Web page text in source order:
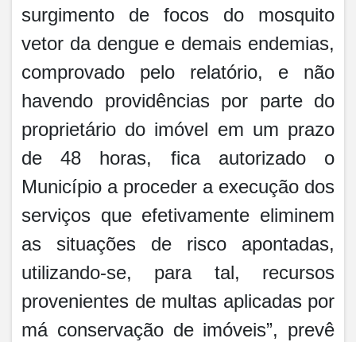
surgimento de focos do mosquito
vetor da dengue e demais endemias,
comprovado pelo relatório, e não
havendo providências por parte do
proprietário do imóvel em um prazo
de 48 horas, fica autorizado o
Município a proceder a execução dos
serviços que efetivamente eliminem
as situações de risco apontadas,
utilizando-se, para tal, recursos
provenientes de multas aplicadas por
má conservação de imóveis”, prevê